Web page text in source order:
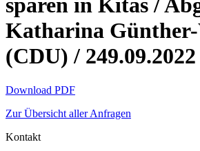
sparen in Kitas /
Katharina
(CDU) /
Download PDF
Zur Übersicht aller Anfragen
Kontakt